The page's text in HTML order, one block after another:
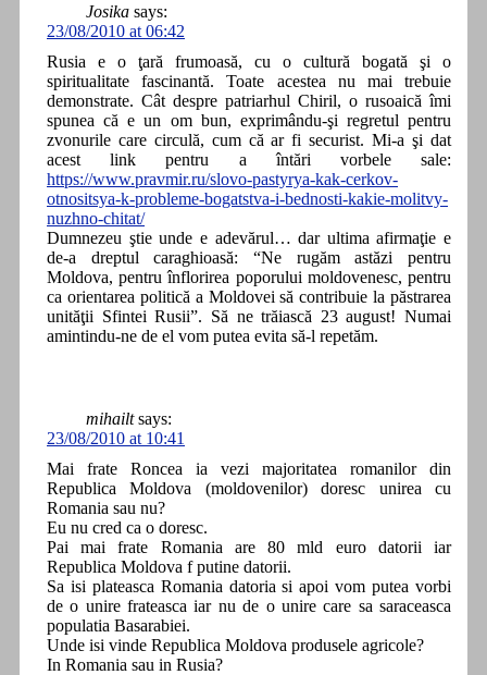
Josika says:
23/08/2010 at 06:42
Rusia e o ţară frumoasă, cu o cultură bogată şi o
spiritualitate fascinantă. Toate acestea nu mai trebuie
demonstrate. Cât despre patriarhul Chiril, o rusoaică îmi
spunea că e un om bun, exprimându-şi regretul pentru
zvonurile care circulă, cum că ar fi securist. Mi-a şi dat
acest link pentru a întări vorbele sale:
https://www.pravmir.ru/slovo-pastyrya-kak-cerkov-
otnositsya-k-probleme-bogatstva-i-bednosti-kakie-molitvy-
nuzhno-chitat/
Dumnezeu ştie unde e adevărul… dar ultima afirmaţie e
de-a dreptul caraghioasă: “Ne rugăm astăzi pentru
Moldova, pentru înflorirea poporului moldovenesc, pentru
ca orientarea politică a Moldovei să contribuie la păstrarea
unităţii Sfintei Rusii”. Să ne trăiască 23 august! Numai
amintindu-ne de el vom putea evita să-l repetăm.
mihailt says:
23/08/2010 at 10:41
Mai frate Roncea ia vezi majoritatea romanilor din
Republica Moldova (moldovenilor) doresc unirea cu
Romania sau nu?
Eu nu cred ca o doresc.
Pai mai frate Romania are 80 mld euro datorii iar
Republica Moldova f putine datorii.
Sa isi plateasca Romania datoria si apoi vom putea vorbi
de o unire frateasca iar nu de o unire care sa saraceasca
populatia Basarabiei.
Unde isi vinde Republica Moldova produsele agricole?
In Romania sau in Rusia?